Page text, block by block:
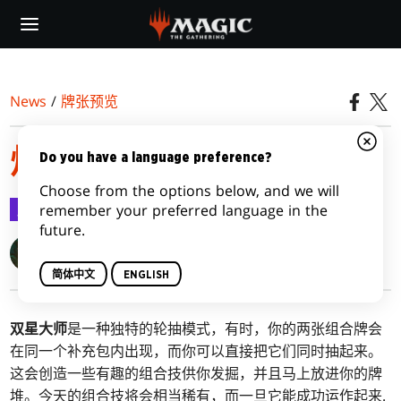
main
News / 牌张预览
炽焰与寒冰，伍堂风格
牌张预览 2020-07-23
双星大师是一种独特的轮抽模式，有时，你的两张组合牌会
在同一个补充包内出现，而你可以直接把它们同时抽起来。
这会创造一些有趣的组合技供你发掘，并且马上放进你的牌
堆。今天的组合技将会相当稀有，而一旦它能成功运作起来.
Do you have a language preference?
Choose from the options below, and we will
remember your preferred language in the
future.
简体中文 ENGLISH